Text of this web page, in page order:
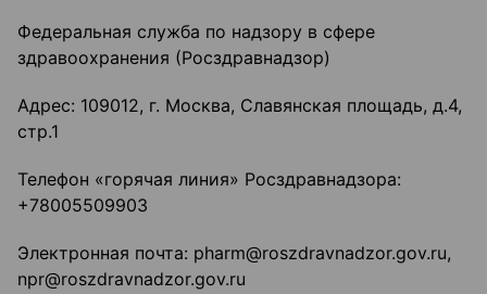
Федеральная служба по надзору в сфере
здравоохранения (Росздравнадзор)
Адрес: 109012, г. Москва, Славянская площадь, д.4,
стр.1
Телефон «горячая линия» Росздравнадзора:
+78005509903
Электронная почта: pharm@roszdravnadzor.gov.ru,
npr@roszdravnadzor.gov.ru